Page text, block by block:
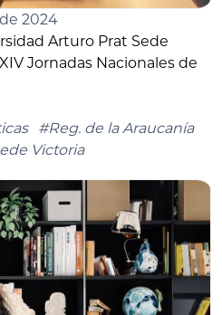
2024
Arturo Prat Sede
Jornadas Nacionales de
#Reg. de la Araucanía
Victoria